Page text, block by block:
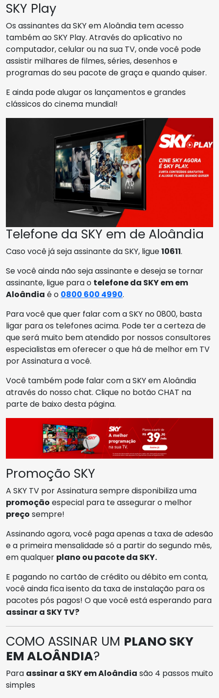
SKY Play
Os assinantes da SKY em Aloândia tem acesso
também ao SKY Play. Através do aplicativo no
computador, celular ou na sua TV, onde você pode
assistir milhares de filmes, séries, desenhos e
programas do seu pacote de graça e quando quiser.
E ainda pode alugar os lançamentos e grandes
clássicos do cinema mundial!
Telefone da SKY em de Aloândia
Caso você já seja assinante da SKY, ligue10611.
Se você ainda não seja assinante e deseja se tornar
assinante, ligue para o telefone da SKY em em
Aloândia é o 0800 600 4990.
Para você que quer falar com a SKY no 0800, basta
ligar para os telefones acima. Pode ter a certeza de
que será muito bem atendido por nossos consultores
especialistas em oferecer o que há de melhor em TV
por Assinatura a você.
Você também pode falar com a SKY em Aloândia
através do nosso chat. Clique no botão CHAT na
parte de baixo desta página.
Promoção SKY
A SKY TV por Assinatura sempre disponibiliza uma
promoção especial para te assegurar o melhor
preço sempre!
Assinando agora, você paga apenas a taxa de adesão
e a primeira mensalidade só a partir do segundo mês,
em qualquer plano ou pacote da SKY.
E pagando no cartão de crédito ou débito em conta,
você ainda fica isento da taxa de instalação para os
pacotes pós pagos! O que você está esperando para
assinar a SKY TV?
COMO ASSINAR UM PLANO SKY
EM ALOÂNDIA?
Para assinar a SKY em Aloândia são 4 passos muito
simples